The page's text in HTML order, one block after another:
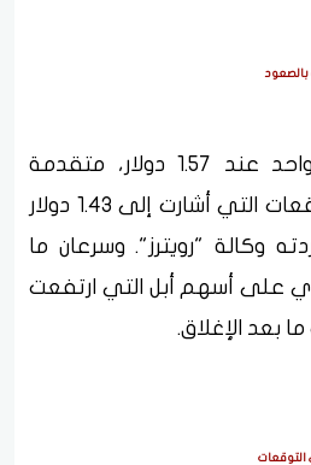
بالصعود
جاءت أرباح السهم الواحد عند 1.57 دولار، متقدمة
بشكل واضح على التوقعات التي أشارت إلى 1.43 دولار
وكالة "رويترز". وسرعان ما
على أسهم أبل التي ارتفعت
التوقعات